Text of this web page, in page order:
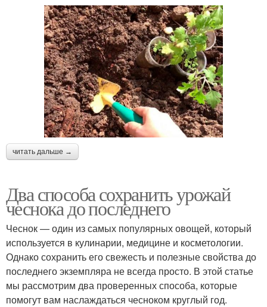
читать дальше →
Два способа сохранить урожай
чеснока до последнего
Чеснок — один из самых популярных овощей, который
используется в кулинарии, медицине и косметологии.
Однако сохранить его свежесть и полезные свойства до
последнего экземпляра не всегда просто. В этой статье
мы рассмотрим два проверенных способа, которые
помогут вам наслаждаться чесноком круглый год.